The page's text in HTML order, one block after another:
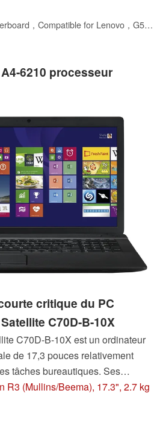
Laptop Motherboard，Compatible for Lenovo，G50-45 AMD ACLU5 ACLU6 NM-A281 DDR3 with CPU E2-6110 A6-6310 A4-6210 A8-6410 5B20F77242 5B20F77223，Laptop Parts(A6-6310)
6210 processeur
critique du PC
C70D-B-10X
C70D-B-10X est un ordinateur
de 17,3 pouces relativement
tâches bureautiques. Ses
et une faible nuisance sonore
R3 (Mullins/Beema), 17.3", 2.7 kg